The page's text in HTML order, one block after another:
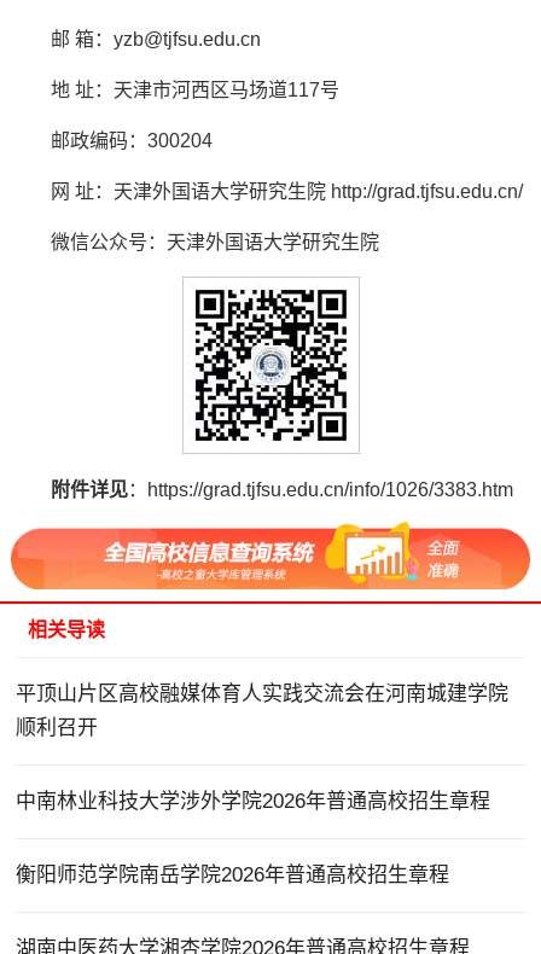
邮 箱：yzb@tjfsu.edu.cn
地 址：天津市河西区马场道117号
邮政编码：300204
网 址：天津外国语大学研究生院 http://grad.tjfsu.edu.cn/
微信公众号：天津外国语大学研究生院
附件详见：https://grad.tjfsu.edu.cn/info/1026/3383.htm
相关导读
平顶山片区高校融媒体育人实践交流会在河南城建学院
顺利召开
中南林业科技大学涉外学院2026年普通高校招生章程
衡阳师范学院南岳学院2026年普通高校招生章程
湖南中医药大学湘杏学院2026年普通高校招生章程